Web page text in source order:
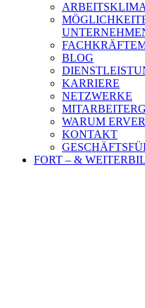
BLOG
KARRIERE
NETZWERKE
WARUM ERVER
KONTAKT
FORT – &